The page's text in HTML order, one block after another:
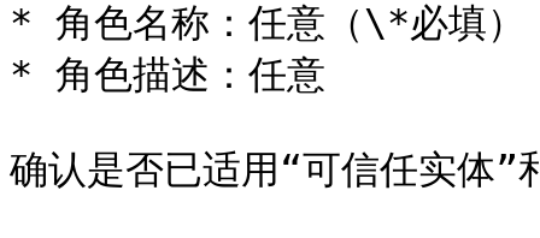
* 角色名称：任意（\*必填）
* 角色描述：任意
确认是否已适用“可信任实体”